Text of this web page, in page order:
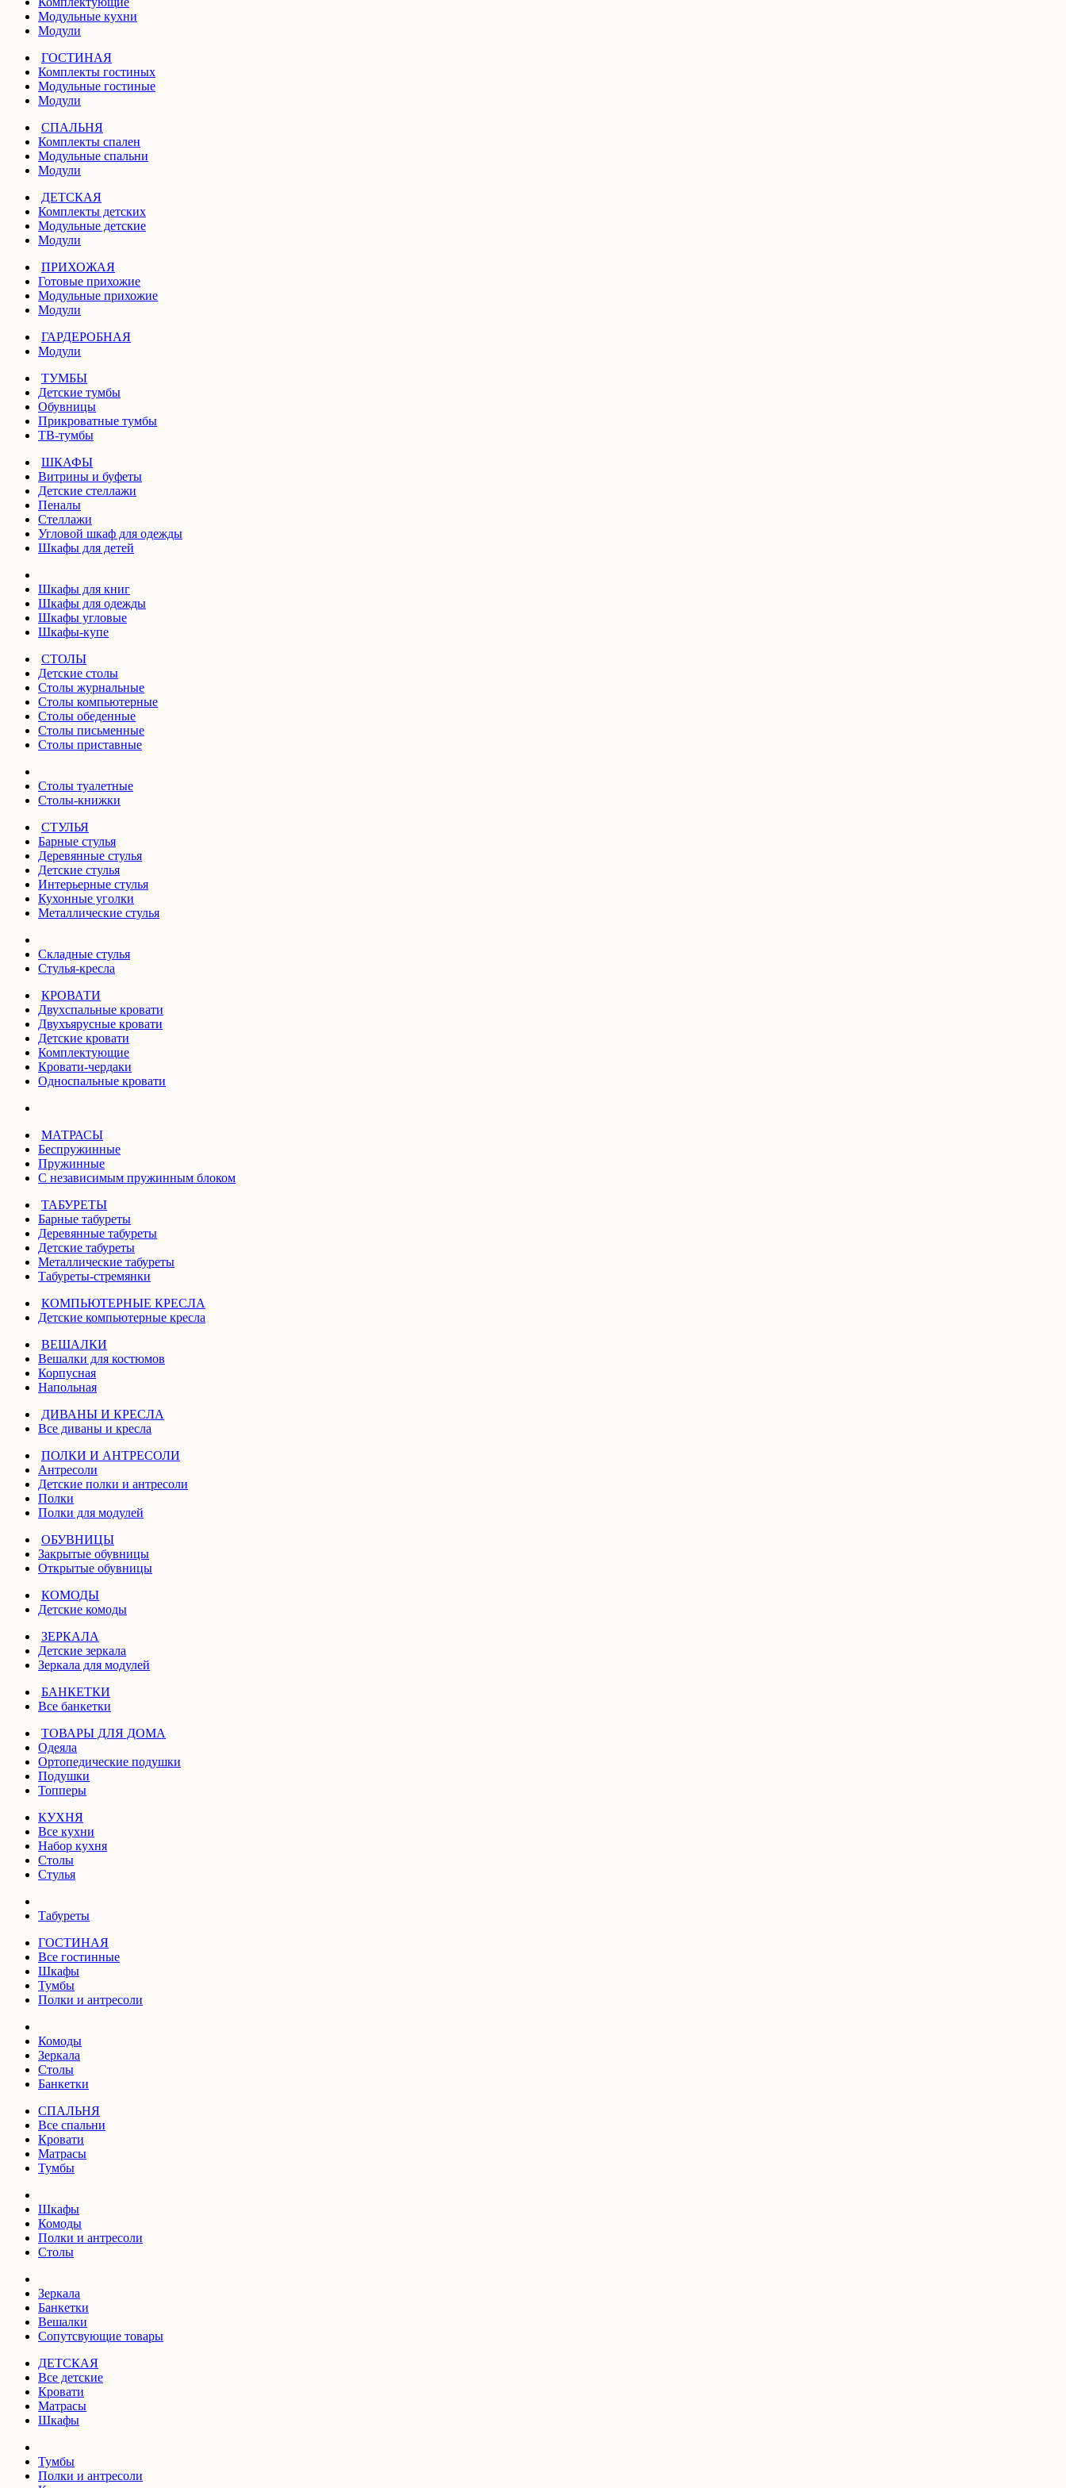
Модульные кухни
Модули
ГОСТИНАЯ
Комплекты гостиных
Модульные гостиные
Модули
СПАЛЬНЯ
Комплекты спален
Модульные спальни
Модули
ДЕТСКАЯ
Комплекты детских
Модульные детские
Модули
ПРИХОЖАЯ
Готовые прихожие
Модульные прихожие
Модули
ГАРДЕРОБНАЯ
Модули
ТУМБЫ
Детские тумбы
Обувницы
Прикроватные тумбы
ТВ-тумбы
ШКАФЫ
Витрины и буфеты
Детские стеллажи
Пеналы
Стеллажи
Угловой шкаф для одежды
Шкафы для детей
Шкафы для книг
Шкафы для одежды
Шкафы угловые
Шкафы-купе
СТОЛЫ
Детские столы
Столы журнальные
Столы компьютерные
Столы обеденные
Столы письменные
Столы приставные
Столы туалетные
Столы-книжки
СТУЛЬЯ
Барные стулья
Деревянные стулья
Детские стулья
Интерьерные стулья
Кухонные уголки
Металлические стулья
Складные стулья
Стулья-кресла
КРОВАТИ
Двухспальные кровати
Двухъярусные кровати
Детские кровати
Комплектующие
Кровати-чердаки
Односпальные кровати
МАТРАСЫ
Беспружинные
Пружинные
С независимым пружинным блоком
ТАБУРЕТЫ
Барные табуреты
Деревянные табуреты
Детские табуреты
Металлические табуреты
Табуреты-стремянки
КОМПЬЮТЕРНЫЕ КРЕСЛА
Детские компьютерные кресла
ВЕШАЛКИ
Вешалки для костюмов
Корпусная
Напольная
ДИВАНЫ И КРЕСЛА
Все диваны и кресла
ПОЛКИ И АНТРЕСОЛИ
Антресоли
Детские полки и антресоли
Полки
Полки для модулей
ОБУВНИЦЫ
Закрытые обувницы
Открытые обувницы
КОМОДЫ
Детские комоды
ЗЕРКАЛА
Детские зеркала
Зеркала для модулей
БАНКЕТКИ
Все банкетки
ТОВАРЫ ДЛЯ ДОМА
Одеяла
Ортопедические подушки
Подушки
Топперы
КУХНЯ
Все кухни
Набор кухня
Столы
Стулья
Табуреты
ГОСТИНАЯ
Все гостинные
Шкафы
Тумбы
Полки и антресоли
Комоды
Зеркала
Столы
Банкетки
СПАЛЬНЯ
Все спальни
Кровати
Матрасы
Тумбы
Шкафы
Комоды
Полки и антресоли
Столы
Зеркала
Банкетки
Вешалки
Сопутсвующие товары
ДЕТСКАЯ
Все детские
Кровати
Матрасы
Шкафы
Тумбы
Полки и антресоли